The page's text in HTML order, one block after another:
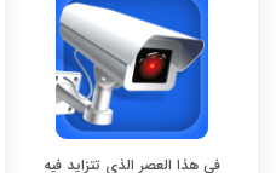
في هذا العصر الذي تتزايد فيه